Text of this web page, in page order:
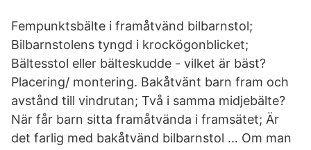
Fempunktsbälte i framåtvänd bilbarnstol;
Bilbarnstolens tyngd i krockögonblicket;
Bältesstol eller bälteskudde - vilket är bäst?
Placering/ montering. Bakåtvänt barn fram och
avstånd till vindrutan; Två i samma midjebälte?
När får barn sitta framåtvända i framsätet; Är
det farlig med bakåtvänd bilbarnstol … Om man